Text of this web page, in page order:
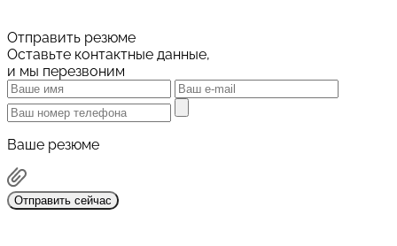
Отправить резюме
Оставьте контактные данные,
и мы перезвоним
Ваше резюме
Отправить сейчас